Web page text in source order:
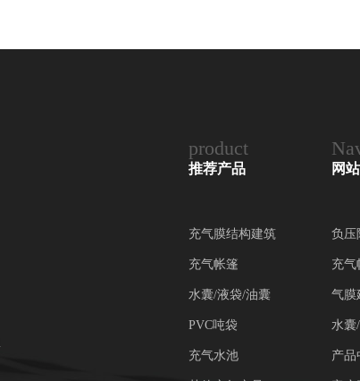
product
推荐产品
充气膜结构建筑
充气帐篷
水囊/液袋/油囊
PVC吨袋
充气水池
网
负压
充气
气膜
水囊
产品